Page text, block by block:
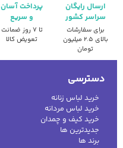
ارسال رایگان
سراسر کشور
برای سفارشات
بالای ۲.۵ میلیون
تومان
پرداخت آسان
و سریع
تا ۷ روز ضمانت
تعویض کالا
دسترسی
خرید لباس زنانه
خرید لباس مردانه
خرید کیف و چمدان
جدیدترین ها
برند ها